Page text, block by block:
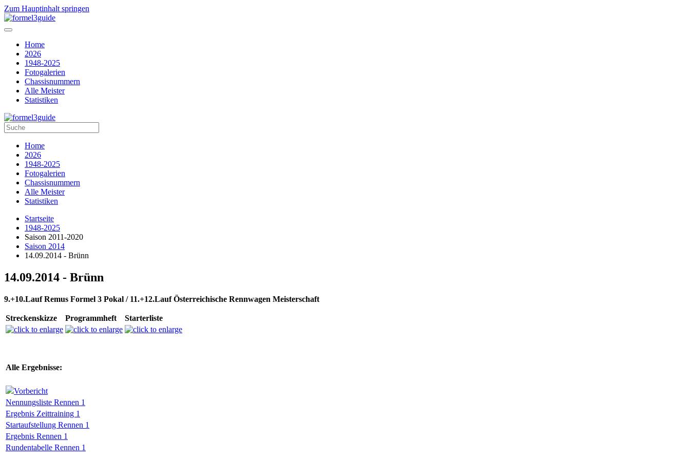
Zum Hauptinhalt springen
Home
2026
1948-2025
Fotogalerien
Chassisnummern
Alle Meister
Statistiken
Home
2026
1948-2025
Fotogalerien
Chassisnummern
Alle Meister
Statistiken
Startseite
1948-2025
Saison 2011-2020
Saison 2014
14.09.2014 - Brünn
14.09.2014 - Brünn
9.+10.Lauf Remus Formel 3 Pokal / 11.+12.Lauf Österreichische Rennwagen Meisterschaft
Streckenskizze Programmheft Starterliste
Alle Ergebnisse:
Vorbericht
Nennungsliste Rennen 1
Ergebnis Zeittraining 1
Startaufstellung Rennen 1
Ergebnis Rennen 1
Rundentabelle Rennen 1